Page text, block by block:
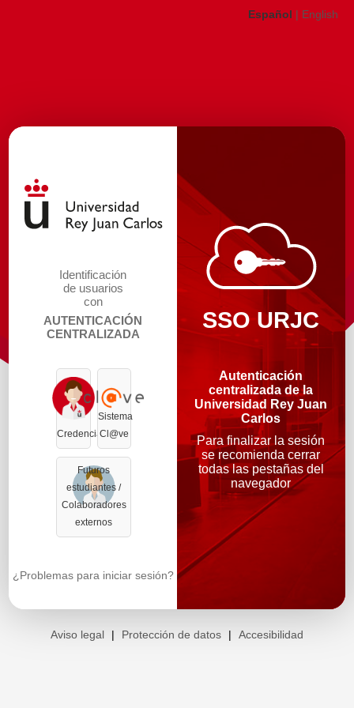
Español | English
Identificación
de usuarios
con
AUTENTICACIÓN
CENTRALIZADA
Credenciales
Sistema
Cl@ve
Futuros
estudiantes /
Colaboradores
externos
¿Problemas para iniciar sesión?
SSO URJC
Autenticación
centralizada de la
Universidad Rey Juan
Carlos
Para finalizar la sesión
se recomienda cerrar
todas las pestañas del
navegador
Aviso legal | Protección de datos | Accesibilidad